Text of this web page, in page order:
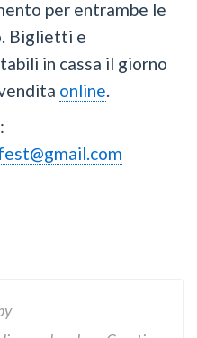
per entrambe le
Biglietti e
in cassa il giorno
online